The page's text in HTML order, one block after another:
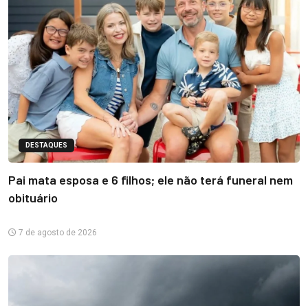
DESTAQUES
Pai mata esposa e 6 filhos; ele não terá funeral nem
obituário
7 de agosto de 2026